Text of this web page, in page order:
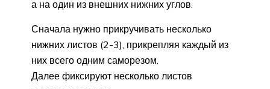
а на один из внешних нижних углов.
Сначала нужно прикручивать несколько
нижних листов (2-3), прикрепляя каждый из
них всего одним саморезом.
Далее фиксируют несколько листов